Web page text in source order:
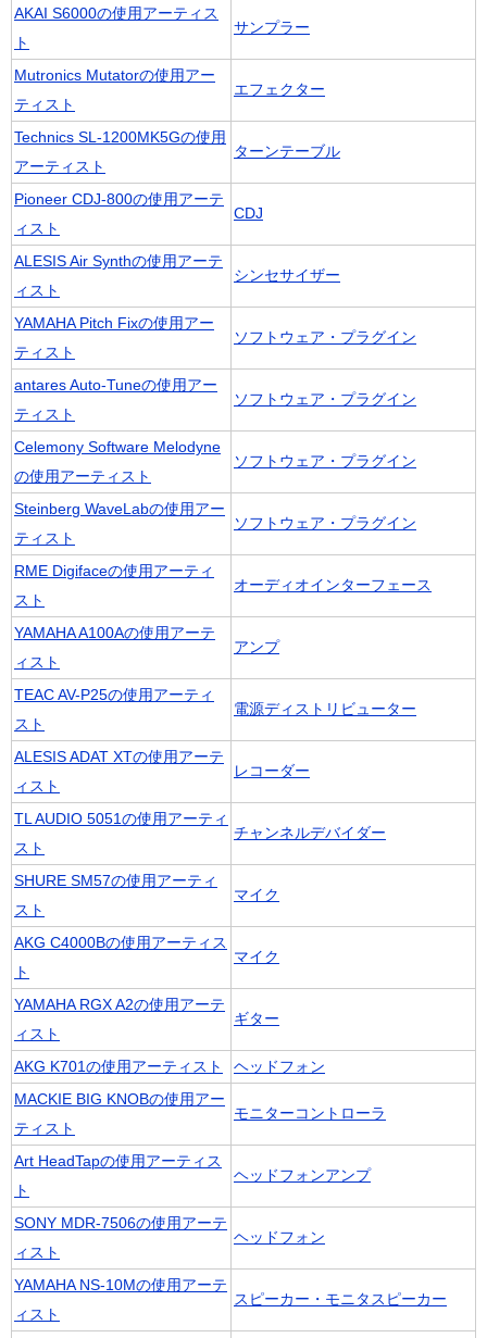
AKAI S6000の使用アーティス
ト
サンプラー
Mutronics Mutatorの使用アー
ティスト
エフェクター
Technics SL-1200MK5Gの使用
アーティスト
ターンテーブル
Pioneer CDJ-800の使用アーテ
ィスト
CDJ
ALESIS Air Synthの使用アーテ
ィスト
シンセサイザー
YAMAHA Pitch Fixの使用アー
ティスト
ソフトウェア・プラグイン
antares Auto-Tuneの使用アー
ティスト
ソフトウェア・プラグイン
Celemony Software Melodyne
の使用アーティスト
ソフトウェア・プラグイン
Steinberg WaveLabの使用アー
ティスト
ソフトウェア・プラグイン
RME Digifaceの使用アーティ
スト
オーディオインターフェース
YAMAHA A100Aの使用アーテ
ィスト
アンプ
TEAC AV-P25の使用アーティ
スト
電源ディストリビューター
ALESIS ADAT XTの使用アーテ
ィスト
レコーダー
TL AUDIO 5051の使用アーティ
スト
チャンネルデバイダー
SHURE SM57の使用アーティ
スト
マイク
AKG C4000Bの使用アーティス
ト
マイク
YAMAHA RGX A2の使用アーテ
ィスト
ギター
AKG K701の使用アーティスト
ヘッドフォン
MACKIE BIG KNOBの使用アー
ティスト
モニターコントローラ
Art HeadTapの使用アーティス
ト
ヘッドフォンアンプ
SONY MDR-7506の使用アーテ
ィスト
ヘッドフォン
YAMAHA NS-10Mの使用アーテ
ィスト
スピーカー・モニタスピーカー